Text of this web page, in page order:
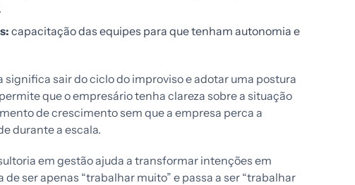
capacitação das equipes para que tenham autonomia e
sair do ciclo do improviso e adotar uma postura
que o empresário tenha clareza sobre a situação
de crescimento sem que a empresa perca a
durante a escala.
em gestão ajuda a transformar intenções em
ser apenas “trabalhar muito” e passa a ser “trabalhar